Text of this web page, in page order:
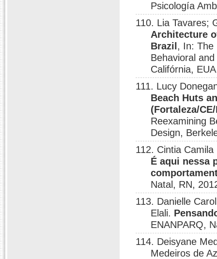
Psicología
110. Lia Tavares;
Architecture
Brazil , In: The
Behavioral
Califórnia,
111. Lucy
Beach Huts
(Fortaleza/
Reexamining
Design,
112. Cintia
É aqui nessa
Natal, RN,
113. Danielle
Elali.
ENANPARQ,
114. Deisyane
Medeiros de